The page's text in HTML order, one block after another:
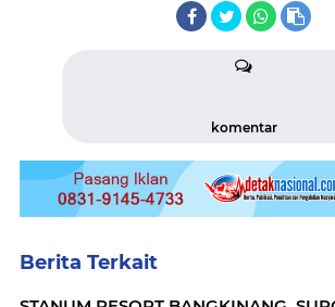
komentar
Berita Terkait